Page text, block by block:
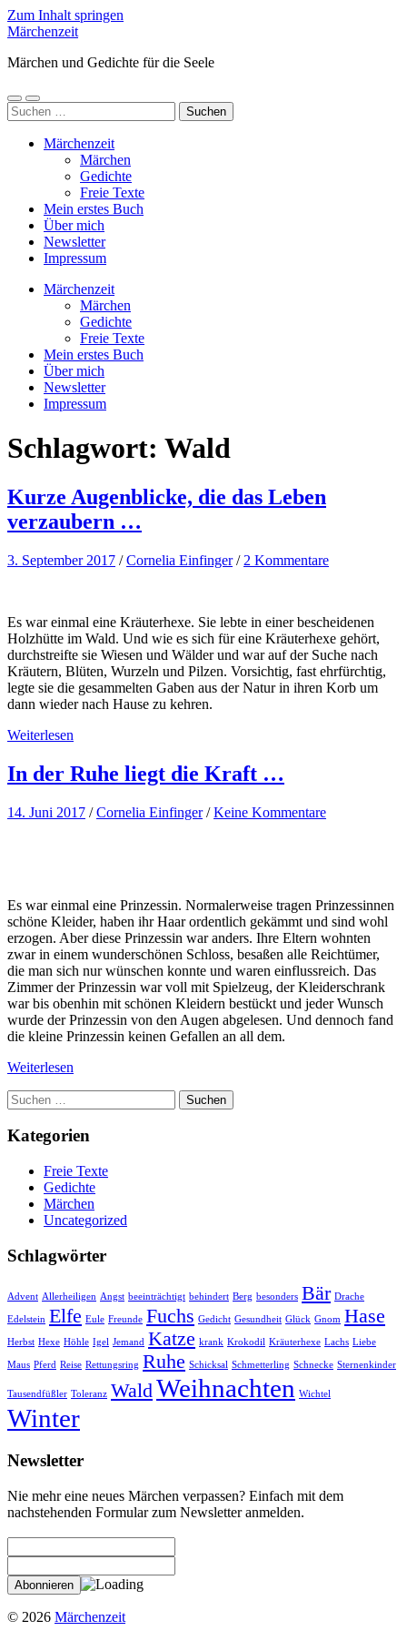
Zum Inhalt springen
Märchenzeit
Märchen und Gedichte für die Seele
Mobile-
Menü
Suchfeld
ein-/ausblenden
Suchen
nach:
Märchenzeit
Märchen
Gedichte
Freie Texte
Mein erstes Buch
Über mich
Newsletter
Impressum
Märchenzeit
Märchen
Gedichte
Freie Texte
Mein erstes Buch
Über mich
Newsletter
Impressum
Schlagwort: Wald
Kurze Augenblicke, die das Leben
verzaubern …
3. September 2017 /Cornelia Einfinger / 2 Kommentare
Es war einmal eine Kräuterhexe. Sie lebte in einer bescheidenen
Holzhütte im Wald. Und wie es sich für eine Kräuterhexe gehört,
durchstreifte sie Wiesen und Wälder und war auf der Suche nach
Kräutern, Blüten, Wurzeln und Pilzen. Vorsichtig, fast ehrfürchtig,
legte sie die gesammelten Gaben aus der Natur in ihren Korb um
dann wieder nach Hause zu kehren.
Weiterlesen
In der Ruhe liegt die Kraft …
14. Juni 2017 /Cornelia Einfinger /Keine Kommentare
Es war einmal eine Prinzessin. Normalerweise tragen Prinzessinnen
schöne Kleider, haben ihr Haar ordentlich gekämmt und sind wohl
erzogen. Aber diese Prinzessin war anders. Ihre Eltern wohnten
zwar in einem wunderschönen Schloss, besaßen alle Reichtümer,
die man sich nur wünschen konnte und waren einflussreich. Das
Zimmer der Prinzessin war voll mit Spielzeug, der Kleiderschrank
war bis obenhin mit schönen Kleidern bestückt und jeder Wunsch
wurde der Prinzessin von den Augen abgelesen. Und dennoch fand
die kleine Prinzessin keinen Gefallen an all dem.
Weiterlesen
Suchen
nach:
Kategorien
Freie Texte
Gedichte
Märchen
Uncategorized
Schlagwörter
Advent Allerheiligen Angst beeinträchtigt behindert Berg besonders Bär Drache
Edelstein Elfe Eule Freunde Fuchs Gedicht Gesundheit Glück Gnom Hase
Herbst Hexe Höhle Igel Jemand Katze krank Krokodil Kräuterhexe Lachs Liebe
Maus Pferd Reise Rettungsring Ruhe Schicksal Schmetterling Schnecke Sternenkinder
Tausendfüßler Toleranz WaldWeihnachten Wichtel
Winter
Newsletter
Nie mehr eine neues Märchen verpassen? Einfach mit dem
nachstehenden Formular zum Newsletter anmelden.
© 2026 Märchenzeit